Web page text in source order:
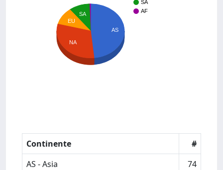
SA
AF
AS
SA
EU
NA
Continente
#
AS - Asia
74